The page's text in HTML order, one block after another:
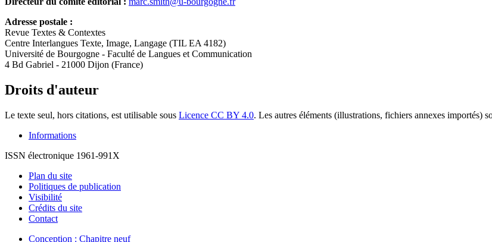
Adresse postale :
Revue Textes & Contextes
Centre Interlangues Texte, Image, Langage (TIL EA 4182)
Université de Bourgogne - Faculté de Langues et Communication
4 Bd Gabriel - 21000 Dijon (France)
Droits d'auteur
Le texte seul, hors citations, est utilisable sous Licence CC BY 4.0. Les autres éléments (illustrations, fichiers annexes importés)
Informations
ISSN électronique 1961-991X
Plan du site
Politiques de publication
Visibilité
Crédits du site
Contact
Conception : Chapitre neuf